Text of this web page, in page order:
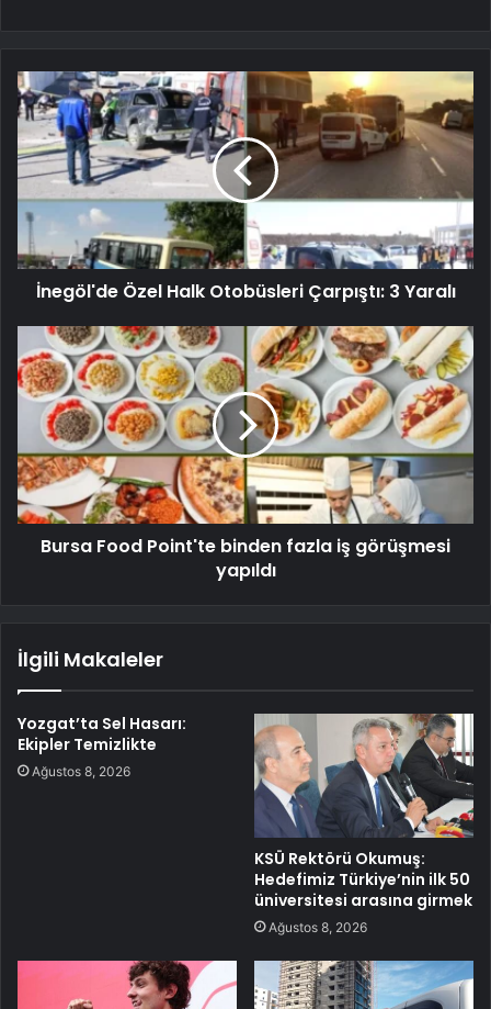
İnegöl'de Özel Halk Otobüsleri Çarpıştı: 3 Yaralı
Bursa Food Point'te binden fazla iş görüşmesi
yapıldı
İlgili Makaleler
Yozgat’ta Sel Hasarı:
Ekipler Temizlikte
Ağustos 8, 2026
KSÜ Rektörü Okumuş:
Hedefimiz Türkiye’nin ilk 50
üniversitesi arasına girmek
Ağustos 8, 2026